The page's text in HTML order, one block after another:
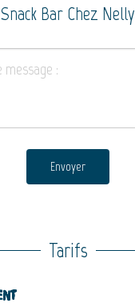
Snack Bar Chez Nelly
Envoyer
Tarifs